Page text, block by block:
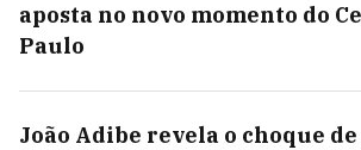
aposta no novo momento do
Paulo
João Adibe revela o choque